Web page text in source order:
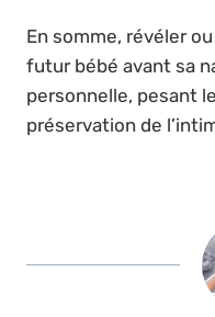
En somme, révéler
futur bébé avant sa
personnelle, pesant
préservation de